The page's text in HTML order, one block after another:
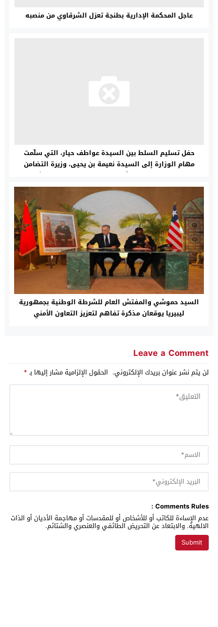
عاجل المحكمة الإدارية بطنجة تعزل الشرقاوي من منصبه
حفل تسليم السلط بين السيدة عواطف حيار، التي سلّمت
مهام الوزارة إلى السيدة نعيمة بن يحيى، وزيرة التضامن
والإدماج الاجتماعي والأسرة، والسيد عبد الجبار الراشيدي،
كاتب الدولة المكلف بالإدماج الاجتماعي
السيد حموشي والمفتش العام للشرطة الوطنية بجمهورية
ليبيريا يوقعان مذكرة تفاهم لتعزيز التعاون الأمني
Leave a Comment
لن يتم نشر عنوان بريدك الإلكتروني. الحقول الإلزامية مشار إليها بـ*
Comments Rules :
عدم الإساءة للكاتب أو للأشخاص أو للمقدسات أو مهاجمة الأديان أو الذات
الالهية. والابتعاد عن التحريض الطائفي والعنصري والشتائم.